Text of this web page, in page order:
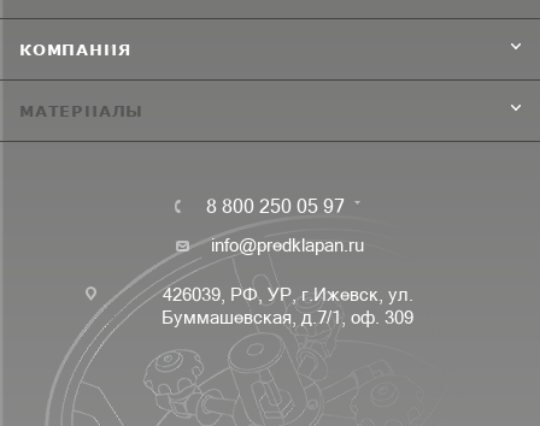
КОМПАНИЯ
МАТЕРИАЛЫ
8 800 250 05 97
info@predklapan.ru
426039, РФ, УР, г.Ижевск, ул.
Буммашевская, д.7/1, оф. 309